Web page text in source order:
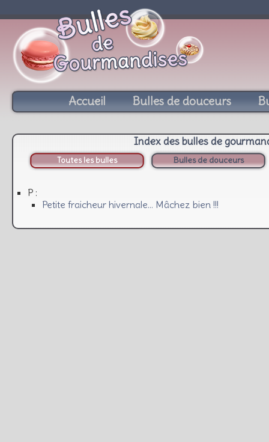
Accueil Bulles de douceurs
Index des bulles de
Toutes les bulles Bulles de douceurs
P :
Petite fraicheur hivernale… Mâchez bien !!!